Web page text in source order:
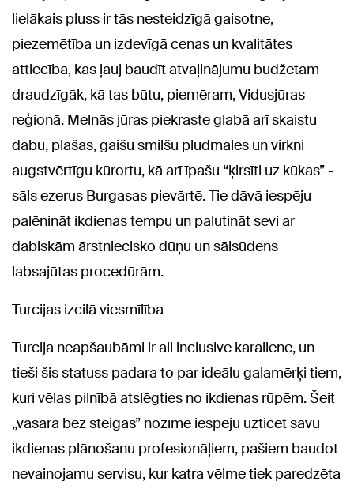
lielākais pluss ir tās nesteidzīgā gaisotne,
piezemētība un izdevīgā cenas un kvalitātes
attiecība, kas ļauj baudīt atvaļinājumu budžetam
draudzīgāk, kā tas būtu, piemēram, Vidusjūras
reģionā. Melnās jūras piekraste glabā arī skaistu
dabu, plašas, gaišu smilšu pludmales un virkni
augstvērtīgu kūrortu, kā arī īpašu “ķirsīti uz kūkas” -
sāls ezerus Burgasas pievārtē. Tie dāvā iespēju
palēnināt ikdienas tempu un palutināt sevi ar
dabiskām ārstniecisko dūņu un sālsūdens
labsajūtas procedūrām.
Turcijas izcilā viesmīlība
Turcija neapšaubāmi ir all inclusive karaliene, un
tieši šis statuss padara to par ideālu galamērķi tiem,
kuri vēlas pilnībā atslēgties no ikdienas rūpēm. Šeit
„vasara bez steigas” nozīmē iespēju uzticēt savu
ikdienas plānošanu profesionāļiem, pašiem baudot
nevainojamu servisu, kur katra vēlme tiek paredzēta